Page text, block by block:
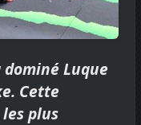
Luque
Cette
plus